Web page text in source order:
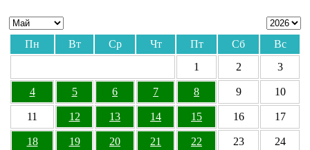
Пн Вт Ср Чт Пт Сб
Вс
1
2 3
4 5 6 7 8 9 10
11 12 13 14 15 16 17
18 19 20 21 22 23 24